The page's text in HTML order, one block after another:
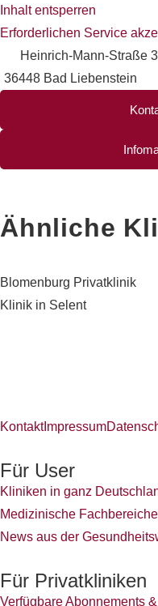
Inhalt entsperren
Erforderlichen Service
Heinrich-Mann-Straße
36448 Bad Liebenstein
Ähnliche
Blomenburg Privatklinik
Klinik in Selent
KontaktImpressum
Für User
Kliniken in ganz
Medizinische Fachbereiche
News aus der
Für Privatkliniken
Verfügbare Abonnements